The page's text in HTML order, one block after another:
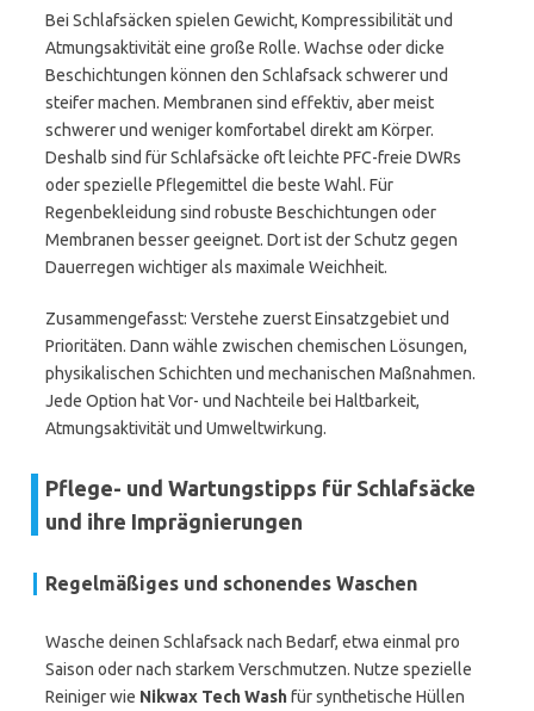
Bei Schlafsäcken spielen Gewicht, Kompressibilität und
Atmungsaktivität eine große Rolle. Wachse oder dicke
Beschichtungen können den Schlafsack schwerer und
steifer machen. Membranen sind effektiv, aber meist
schwerer und weniger komfortabel direkt am Körper.
Deshalb sind für Schlafsäcke oft leichte PFC-freie DWRs
oder spezielle Pflegemittel die beste Wahl. Für
Regenbekleidung sind robuste Beschichtungen oder
Membranen besser geeignet. Dort ist der Schutz gegen
Dauerregen wichtiger als maximale Weichheit.
Zusammengefasst: Verstehe zuerst Einsatzgebiet und
Prioritäten. Dann wähle zwischen chemischen Lösungen,
physikalischen Schichten und mechanischen Maßnahmen.
Jede Option hat Vor- und Nachteile bei Haltbarkeit,
Atmungsaktivität und Umweltwirkung.
Pflege- und Wartungstipps für Schlafsäcke
und ihre Imprägnierungen
Regelmäßiges und schonendes Waschen
Wasche deinen Schlafsack nach Bedarf, etwa einmal pro
Saison oder nach starkem Verschmutzen. Nutze spezielle
Reiniger wie Nikwax Tech Washfür synthetische Hüllen